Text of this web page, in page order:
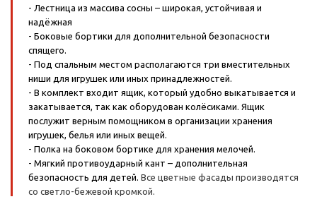
- Лестница из массива сосны – широкая, устойчивая и
надёжная
- Боковые бортики для дополнительной безопасности
спящего.
- Под спальным местом располагаются три вместительных
ниши для игрушек или иных принадлежностей.
- В комплект входит ящик, который удобно выкатывается и
закатывается, так как оборудован колёсиками. Ящик
послужит верным помощником в организации хранения
игрушек, белья или иных вещей.
- Полка на боковом бортике для хранения мелочей.
- Мягкий противоударный кант – дополнительная
безопасность для детей. Все цветные фасады производятся
со светло-бежевой кромкой.